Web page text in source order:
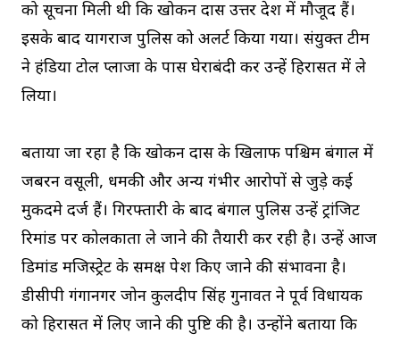
को सूचना मिली थी कि खोकन दास उत्तर प्रदेश में मौजूद हैं।
इसके बाद प्रयागराज पुलिस को अलर्ट किया गया। संयुक्त टीम
ने हंडिया टोल प्लाजा के पास घेराबंदी कर उन्हें हिरासत में ले
लिया।
बताया जा रहा है कि खोकन दास के खिलाफ पश्चिम बंगाल में
जबरन वसूली, धमकी और अन्य गंभीर आरोपों से जुड़े कई
मुकदमे दर्ज हैं। गिरफ्तारी के बाद बंगाल पुलिस उन्हें ट्रांजिट
रिमांड पर कोलकाता ले जाने की तैयारी कर रही है। उन्हें आज
डिमांड मजिस्ट्रेट के समक्ष पेश किए जाने की संभावना है।
डीसीपी गंगानगर जोन कुलदीप सिंह गुनावत ने पूर्व विधायक
को हिरासत में लिए जाने की पुष्टि की है। उन्होंने बताया कि